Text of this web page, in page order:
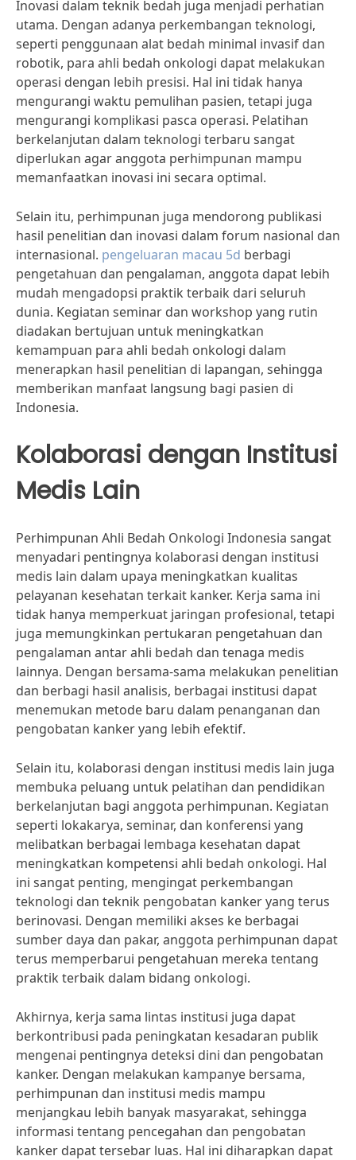
Inovasi dalam teknik bedah juga menjadi perhatian
utama. Dengan adanya perkembangan teknologi,
seperti penggunaan alat bedah minimal invasif dan
robotik, para ahli bedah onkologi dapat melakukan
operasi dengan lebih presisi. Hal ini tidak hanya
mengurangi waktu pemulihan pasien, tetapi juga
mengurangi komplikasi pasca operasi. Pelatihan
berkelanjutan dalam teknologi terbaru sangat
diperlukan agar anggota perhimpunan mampu
memanfaatkan inovasi ini secara optimal.
Selain itu, perhimpunan juga mendorong publikasi
hasil penelitian dan inovasi dalam forum nasional dan
internasional. pengeluaran macau 5d berbagi
pengetahuan dan pengalaman, anggota dapat lebih
mudah mengadopsi praktik terbaik dari seluruh
dunia. Kegiatan seminar dan workshop yang rutin
diadakan bertujuan untuk meningkatkan
kemampuan para ahli bedah onkologi dalam
menerapkan hasil penelitian di lapangan, sehingga
memberikan manfaat langsung bagi pasien di
Indonesia.
Kolaborasi dengan Institusi
Medis Lain
Perhimpunan Ahli Bedah Onkologi Indonesia sangat
menyadari pentingnya kolaborasi dengan institusi
medis lain dalam upaya meningkatkan kualitas
pelayanan kesehatan terkait kanker. Kerja sama ini
tidak hanya memperkuat jaringan profesional, tetapi
juga memungkinkan pertukaran pengetahuan dan
pengalaman antar ahli bedah dan tenaga medis
lainnya. Dengan bersama-sama melakukan penelitian
dan berbagi hasil analisis, berbagai institusi dapat
menemukan metode baru dalam penanganan dan
pengobatan kanker yang lebih efektif.
Selain itu, kolaborasi dengan institusi medis lain juga
membuka peluang untuk pelatihan dan pendidikan
berkelanjutan bagi anggota perhimpunan. Kegiatan
seperti lokakarya, seminar, dan konferensi yang
melibatkan berbagai lembaga kesehatan dapat
meningkatkan kompetensi ahli bedah onkologi. Hal
ini sangat penting, mengingat perkembangan
teknologi dan teknik pengobatan kanker yang terus
berinovasi. Dengan memiliki akses ke berbagai
sumber daya dan pakar, anggota perhimpunan dapat
terus memperbarui pengetahuan mereka tentang
praktik terbaik dalam bidang onkologi.
Akhirnya, kerja sama lintas institusi juga dapat
berkontribusi pada peningkatan kesadaran publik
mengenai pentingnya deteksi dini dan pengobatan
kanker. Dengan melakukan kampanye bersama,
perhimpunan dan institusi medis mampu
menjangkau lebih banyak masyarakat, sehingga
informasi tentang pencegahan dan pengobatan
kanker dapat tersebar luas. Hal ini diharapkan dapat